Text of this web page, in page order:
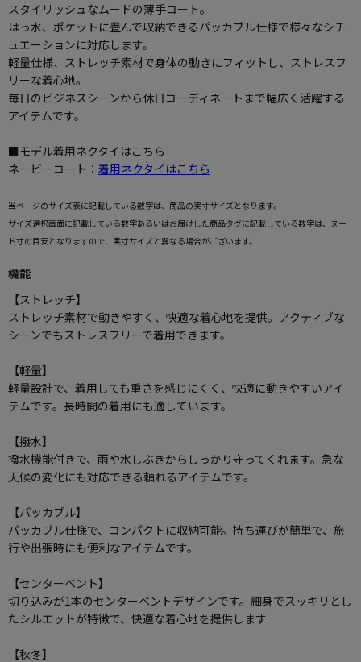
スタイリッシュなムードの薄手コート。
はっ水、ポケットに畳んで収納できるパッカブル仕様で様々なシチ
ュエーションに対応します。
軽量仕様、ストレッチ素材で身体の動きにフィットし、ストレスフ
リーな着心地。
毎日のビジネスシーンから休日コーディネートまで幅広く活躍する
アイテムです。
■モデル着用ネクタイはこちら
ネービーコート： 着用ネクタイはこちら
当ページのサイズ表に記載している数字は、商品の実寸サイズとなります。
サイズ選択画面に記載している数字あるいはお届けした商品タグに記載している数字は、ヌー
ド寸の目安となりますので、実寸サイズと異なる場合がございます。
機能
【ストレッチ】
ストレッチ素材で動きやすく、快適な着心地を提供。アクティブな
シーンでもストレスフリーで着用できます。
【軽量】
軽量設計で、着用しても重さを感じにくく、快適に動きやすいアイ
テムです。長時間の着用にも適しています。
【撥水】
撥水機能付きで、雨や水しぶきからしっかり守ってくれます。急な
天候の変化にも対応できる頼れるアイテムです。
【パッカブル】
パッカブル仕様で、コンパクトに収納可能。持ち運びが簡単で、旅
行や出張時にも便利なアイテムです。
【センターベント】
切り込みが1本のセンターベントデザインです。細身でスッキリとし
たシルエットが特徴で、快適な着心地を提供します
【秋冬】